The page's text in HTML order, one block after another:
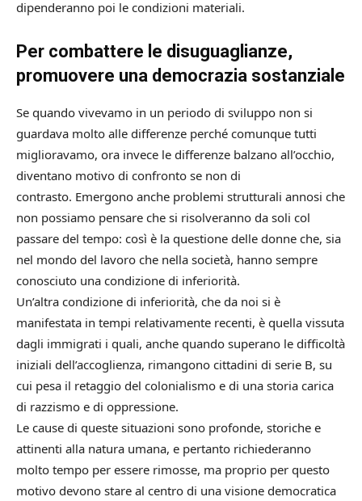
dipenderanno poi le condizioni materiali.
Per combattere le disuguaglianze,
promuovere una democrazia sostanziale
Se quando vivevamo in un periodo di sviluppo non si
guardava molto alle differenze perché comunque tutti
miglioravamo, ora invece le differenze balzano all’occhio,
diventano motivo di confronto se non di
contrasto. Emergono anche problemi strutturali annosi che
non possiamo pensare che si risolveranno da soli col
passare del tempo: così è la questione delle donne che, sia
nel mondo del lavoro che nella società, hanno sempre
conosciuto una condizione di inferiorità.
Un’altra condizione di inferiorità, che da noi si è
manifestata in tempi relativamente recenti, è quella vissuta
dagli immigrati i quali, anche quando superano le difficoltà
iniziali dell’accoglienza, rimangono cittadini di serie B, su
cui pesa il retaggio del colonialismo e di una storia carica
di razzismo e di oppressione.
Le cause di queste situazioni sono profonde, storiche e
attinenti alla natura umana, e pertanto richiederanno
molto tempo per essere rimosse, ma proprio per questo
motivo devono stare al centro di una visione democratica